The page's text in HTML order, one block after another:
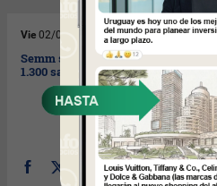
Vie 02/05/2008
Semm se prepara para las
1.300 salidas diarias